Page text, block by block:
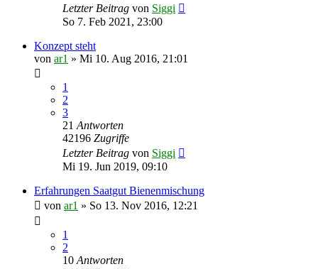
Letzter Beitrag von Siggi
So 7. Feb 2021, 23:00
Konzept steht
von ar1 » Mi 10. Aug 2016, 21:01
1
2
3
21 Antworten
42196 Zugriffe
Letzter Beitrag von Siggi
Mi 19. Jun 2019, 09:10
Erfahrungen Saatgut Bienenmischung
von ar1 » So 13. Nov 2016, 12:21
1
2
10 Antworten